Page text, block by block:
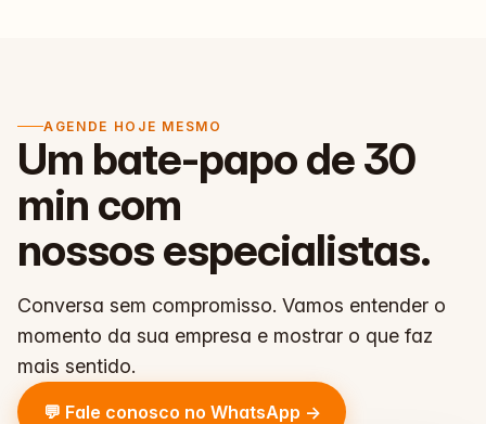
AGENDE HOJE MESMO
Um bate-papo de 30
min com
nossos especialistas.
Conversa sem compromisso. Vamos entender o
momento da sua empresa e mostrar o que faz
mais sentido.
💬 Fale conosco no WhatsApp →